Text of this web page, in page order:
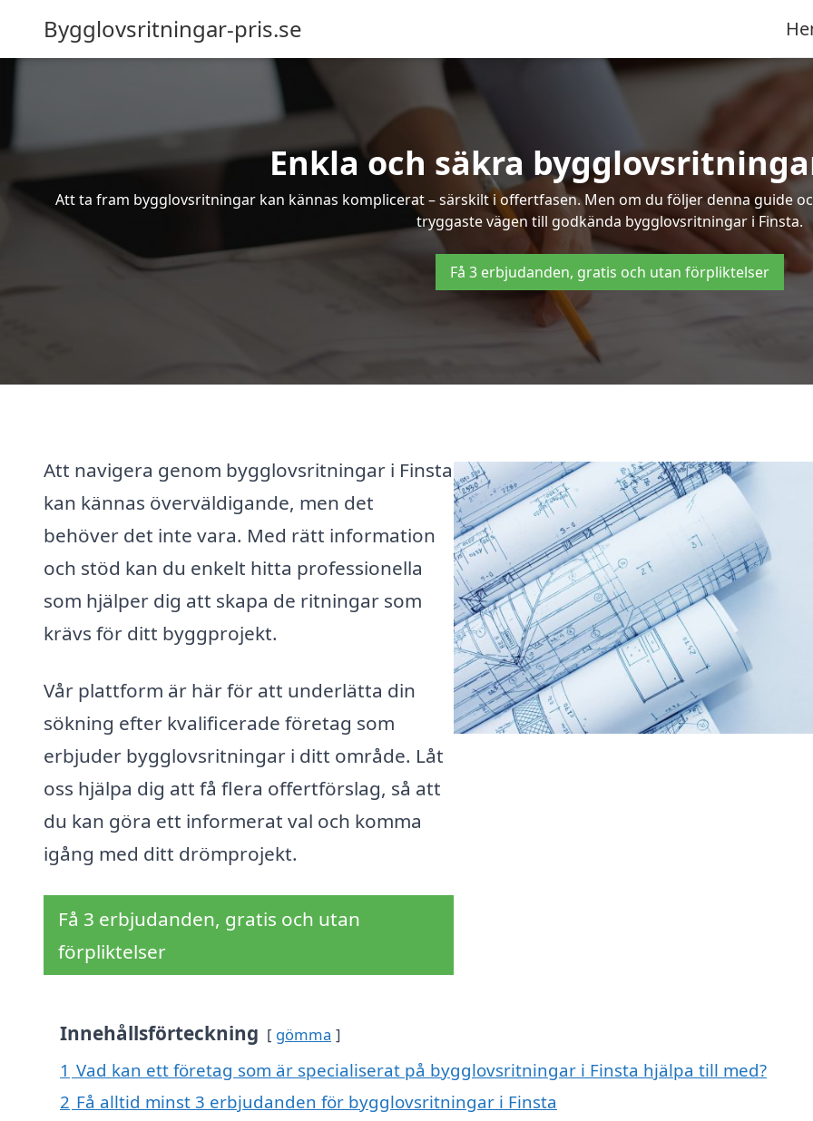
Bygglovsritningar-pris.se
Enkla och säkra
Att ta fram bygglovsritningar kan kännas komplicerat – särskilt i offertfasen. Men om du följer denna guide
tryggaste vägen till godkända bygglovsritningar i Finsta.
Få 3 erbjudanden, gratis och utan förpliktelser
Att navigera genom bygglovsritningar i Finsta
kan kännas överväldigande, men det
behöver det inte vara. Med rätt information
och stöd kan du enkelt hitta professionella
som hjälper dig att skapa de ritningar som
krävs för ditt byggprojekt.
Vår plattform är här för att underlätta din
sökning efter kvalificerade företag som
erbjuder bygglovsritningar i ditt område. Låt
oss hjälpa dig att få flera offertförslag, så att
du kan göra ett informerat val och komma
igång med ditt drömprojekt.
Få 3 erbjudanden, gratis och utan
förpliktelser
Innehållsförteckning gömma
1 Vad kan ett företag som är specialiserat på bygglovsritningar i Finsta hjälpa till med?
2 Få alltid minst 3 erbjudanden för bygglovsritningar i Finsta